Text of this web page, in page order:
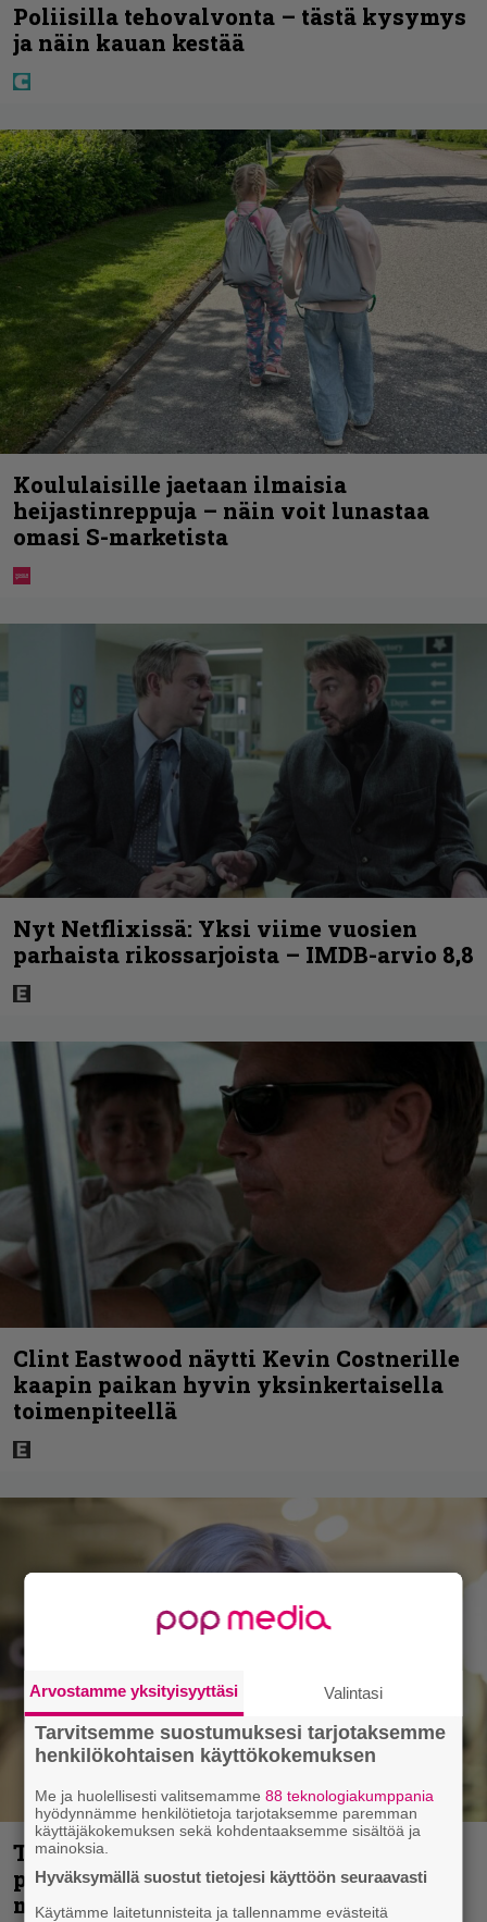
Poliisilla tehovalvonta – tästä kysymys
ja näin kauan kestää
Koululaisille jaetaan ilmaisia
heijastinreppuja – näin voit lunastaa
omasi S-marketista
Nyt Netflixissä: Yksi viime vuosien
parhaista rikossarjoista – IMDB-arvio 8,8
Clint Eastwood näytti Kevin Costnerille
kaapin paikan hyvin yksinkertaisella
toimenpiteellä
Tältä näyttää Vappu Pimiän
perhelomalla Portugalissa – ”Kaunis
mekko”
Arvostamme yksityisyyttäsi Valintasi
Tarvitsemme suostumuksesi tarjotaksemme
henkilökohtaisen käyttökokemuksen
Me ja huolellisesti valitsemamme88 teknologiakumppania
hyödynnämme henkilötietoja tarjotaksemme paremman
käyttäjäkokemuksen sekä kohdentaaksemme sisältöä ja
mainoksia.
Hyväksymällä suostut tietojesi käyttöön seuraavasti
Käytämme laitetunnisteita ja tallennamme evästeitä